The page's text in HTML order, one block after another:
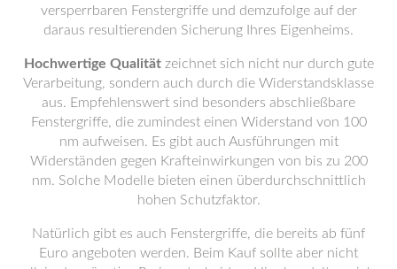
versperrbaren Fenstergriffe und demzufolge auf der
daraus resultierenden Sicherung Ihres Eigenheims.
Hochwertige Qualitätzeichnet sich nicht nur durch gute
Verarbeitung, sondern auch durch die Widerstandsklasse
aus. Empfehlenswert sind besonders abschließbare
Fenstergriffe, die zumindest einen Widerstand von 100
nm aufweisen. Es gibt auch Ausführungen mit
Widerständen gegen Krafteinwirkungen von bis zu 200
nm. Solche Modelle bieten einen überdurchschnittlich
hohen Schutzfaktor.
Natürlich gibt es auch Fenstergriffe, die bereits ab fünf
Euro angeboten werden. Beim Kauf sollte aber nicht